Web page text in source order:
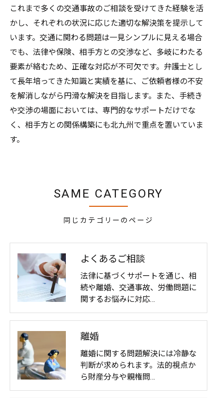
これまで多くの交通事故のご相談を受けてきた経験を活
かし、それぞれの状況に応じた適切な解決策を提示して
います。交通に関わる問題は一見シンプルに見える場合
でも、法律や保険、相手方との交渉など、多岐にわたる
要素が絡むため、正確な対応が不可欠です。弁護士とし
て長年培ってきた知識と実績を基に、ご依頼者様の不安
を解消しながら円滑な解決を目指します。また、手続き
や交渉の場面においては、専門的なサポートだけでな
く、相手方との関係構築にも北九州で重点を置いていま
す。
同じカテゴリーのページ
SAME CATEGORY
よくあるご相談
法律に基づくサポートを通じ、相
続や離婚、交通事故、労働問題に
関するお悩みに対応…
離婚
離婚に関する問題解決には冷静な
判断が求められます。法的視点か
ら財産分与や親権問…